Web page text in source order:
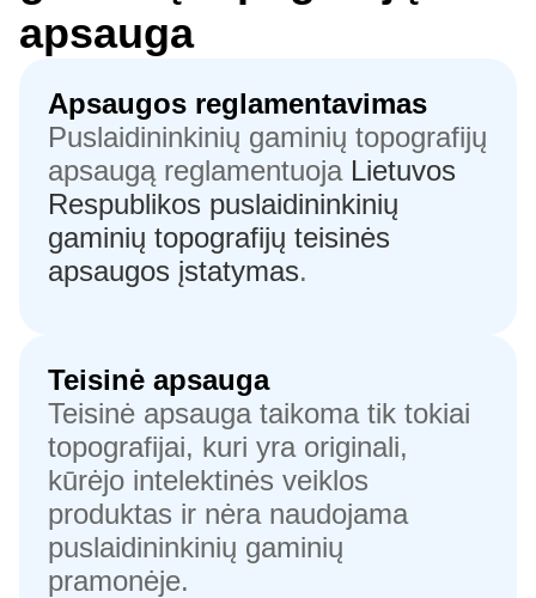
apsauga
Apsaugos reglamentavimas
Puslaidininkinių gaminių topografijų
apsaugą reglamentuoja Lietuvos
Respublikos puslaidininkinių
gaminių topografijų teisinės
apsaugos įstatymas.
Teisinė apsauga
Teisinė apsauga taikoma tik tokiai
topografijai, kuri yra originali,
kūrėjo intelektinės veiklos
produktas ir nėra naudojama
puslaidininkinių gaminių
pramonėje.